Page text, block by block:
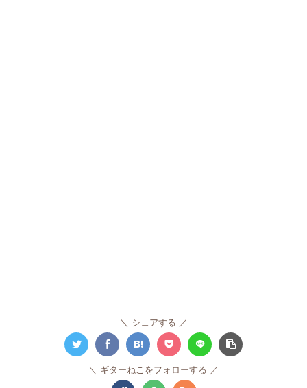
シェアする
ギターねこをフォローする